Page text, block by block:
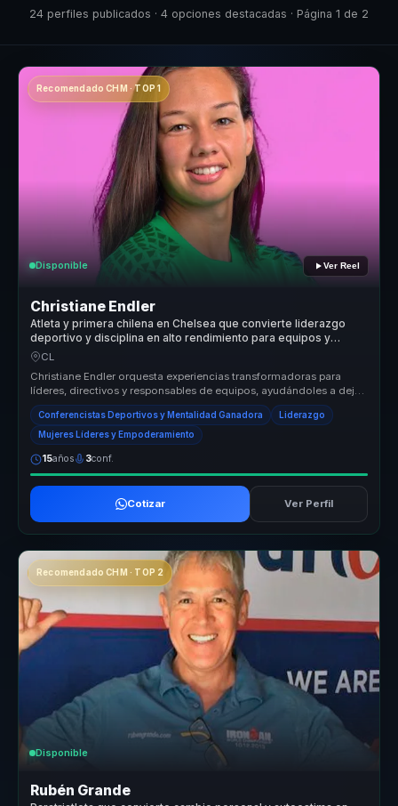
24 perfiles publicados · 4 opciones destacadas · Página 1 de 2
Recomendado CHM · TOP 1
Disponible Ver Reel
Christiane Endler
Atleta y primera chilena en Chelsea que convierte liderazgo
deportivo y disciplina en alto rendimiento para equipos y
empresas.
CL
Christiane Endler orquesta experiencias transformadoras para
líderes, directivos y responsables de equipos, ayudándoles a dejar
atrás la ...
Conferencistas Deportivos y Mentalidad Ganadora Liderazgo
Mujeres Líderes y Empoderamiento
15años 3conf.
Cotizar Ver Perfil
Recomendado CHM · TOP 2
Disponible
Rubén Grande